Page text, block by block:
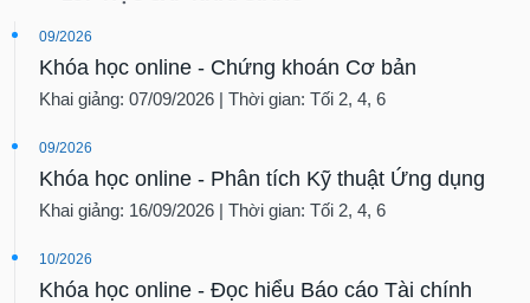
09/2026
Khóa học online - Chứng khoán Cơ bản
Khai giảng: 07/09/2026 | Thời gian: Tối 2, 4, 6
09/2026
Khóa học online - Phân tích Kỹ thuật Ứng dụng
Khai giảng: 16/09/2026 | Thời gian: Tối 2, 4, 6
10/2026
Khóa học online - Đọc hiểu Báo cáo Tài chính